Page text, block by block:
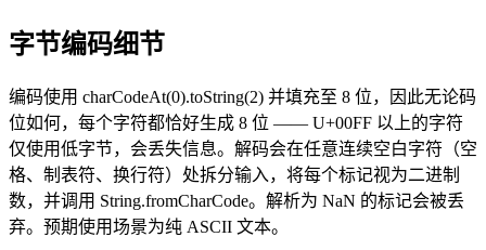
字节编码细节
编码使用 charCodeAt(0).toString(2) 并填充至 8 位，因此无论码
位如何，每个字符都恰好生成 8 位 —— U+00FF 以上的字符
仅使用低字节，会丢失信息。解码会在任意连续空白字符（空
格、制表符、换行符）处拆分输入，将每个标记视为二进制
数，并调用 String.fromCharCode。解析为 NaN 的标记会被丢
弃。预期使用场景为纯 ASCII 文本。